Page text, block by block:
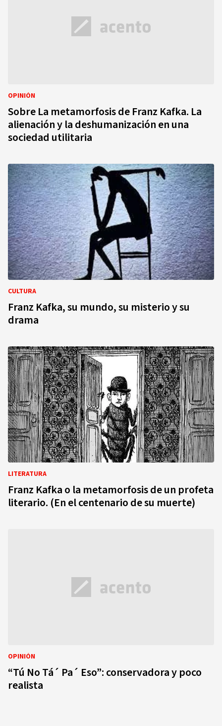
OPINIÓN
Sobre La metamorfosis de Franz Kafka. La
alienación y la deshumanización en una
sociedad utilitaria
CULTURA
Franz Kafka, su mundo, su misterio y su
drama
LITERATURA
Franz Kafka o la metamorfosis de un profeta
literario. (En el centenario de su muerte)
OPINIÓN
“Tú No Tá´ Pa´ Eso”: conservadora y poco
realista